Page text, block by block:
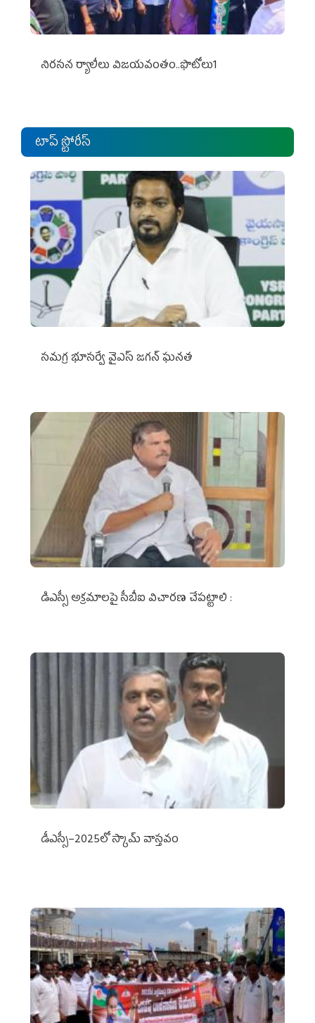
నిర‌స‌న ర్యాలీలు విజ‌య‌వంతం..ఫొటోలు1
టాప్ స్టోరీస్
స‌మ‌గ్ర భూస‌ర్వే వైఎస్ జ‌గ‌న్ ఘ‌న‌త
డిఎస్సీ అక్రమాలపై సీబీఐ విచారణ చేపట్టాలి :
డీఎస్సీ–2025లో స్కామ్‌ వాస్తవం